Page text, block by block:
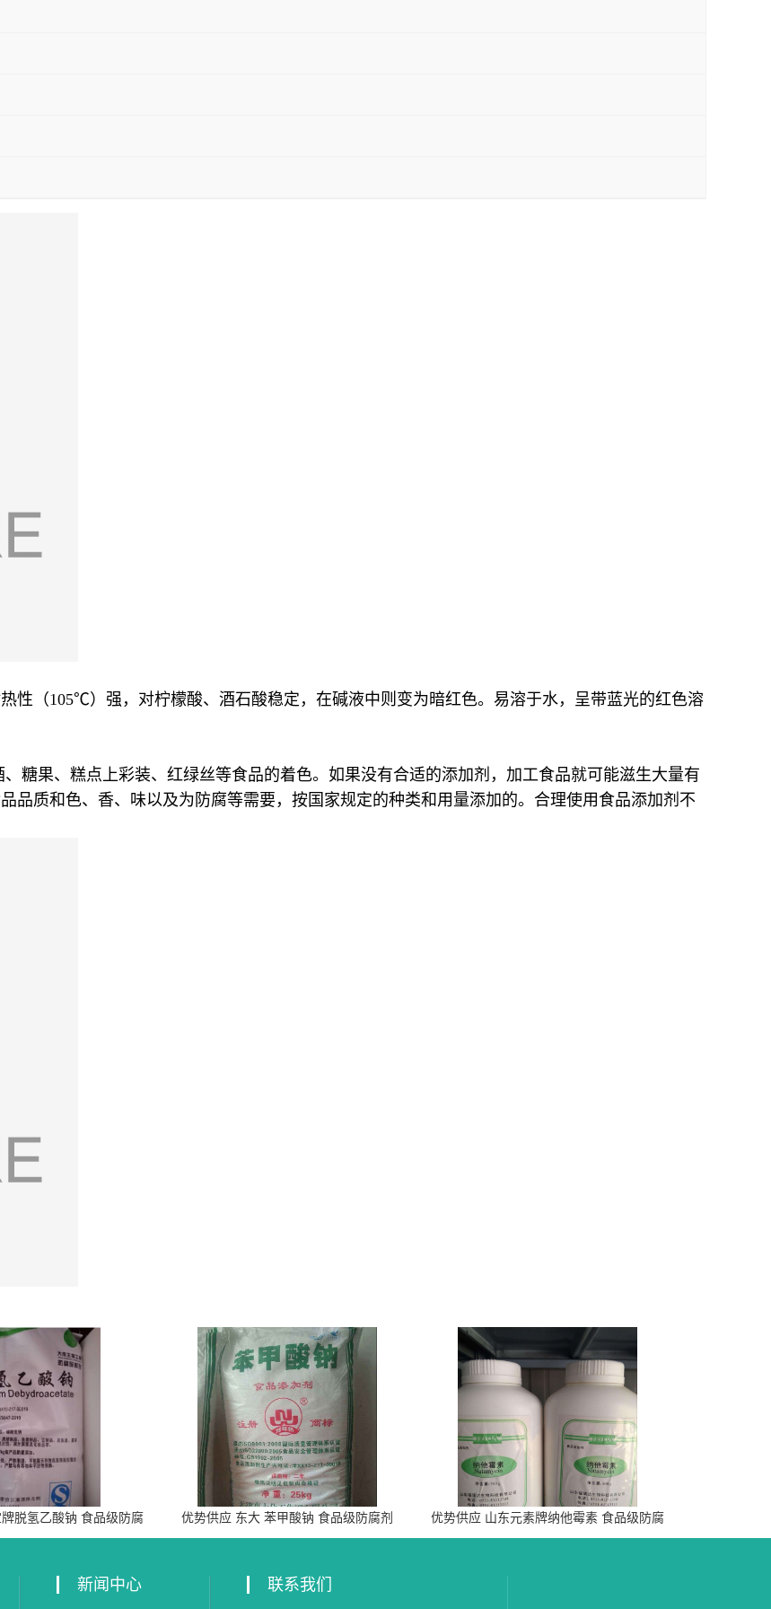
性（105℃）强，对柠檬酸、酒石酸稳定，在碱液中则变为暗红色。易溶于水，呈带蓝光的红色溶
糖果、糕点上彩装、红绿丝等食品的着色。如果没有合适的添加剂，加工食品就可能滋生大量有
品质和色、香、味以及为防腐等需要，按国家规定的种类和用量添加的。合理使用食品添加剂不
脱氢乙酸钠 食品级防腐
剂
优势供应 东大 苯甲酸钠 食品级防腐剂
优势供应 山东元素牌纳他霉素 食品级防腐
剂
新闻中心 联系我们